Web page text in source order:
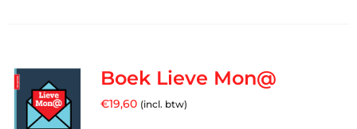
Boek Lieve Mon@
€19,60 (incl. btw)